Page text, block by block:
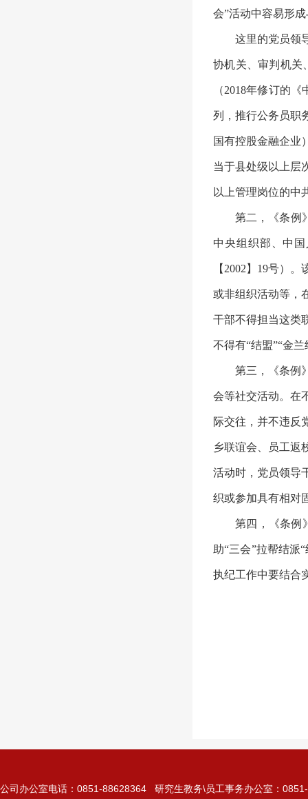
会”活动中容易形
这里的党员领
协机关、审判机关
（2018年修订的《
列，推行公务员职
国有控股金融企业
当于县处级以上层
以上管理岗位的中
第二，《条例
中央组织部、中
【2002】19号）
或非组织活动等，
干部不得担当这类
不得有“结盟”“金
第三，《条例
会等社交活动。在
际交往，并不违反
乡联谊会、员工返
活动时，党员领导
织或参加具有相对
第四，《条例
助“三会”拉帮结派
执纪工作中要结合
公司办公室电话：0851-88628364 研究生教务\员工事务办公室：